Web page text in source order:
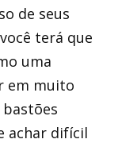
de seus
terá que
uma
em muito
bastões
achar difícil